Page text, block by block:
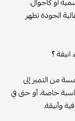
الجودة تظهر
؟
من التميز إلى
خاصة، أو حتى في
وأنيقة.